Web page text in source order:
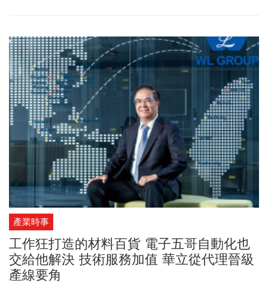
產業時事
工作狂打造的材料百貨 電子五哥自動化也
交給他解決 技術服務加值 華立從代理晉級
產線要角